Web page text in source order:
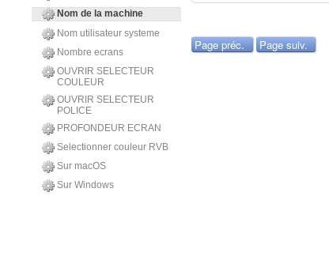
Nom de la machine
Nom utilisateur systeme
Nombre ecrans
OUVRIR SELECTEUR
COULEUR
OUVRIR SELECTEUR
POLICE
PROFONDEUR ECRAN
Selectionner couleur RVB
Sur macOS
Sur Windows
Page préc. Page suiv.